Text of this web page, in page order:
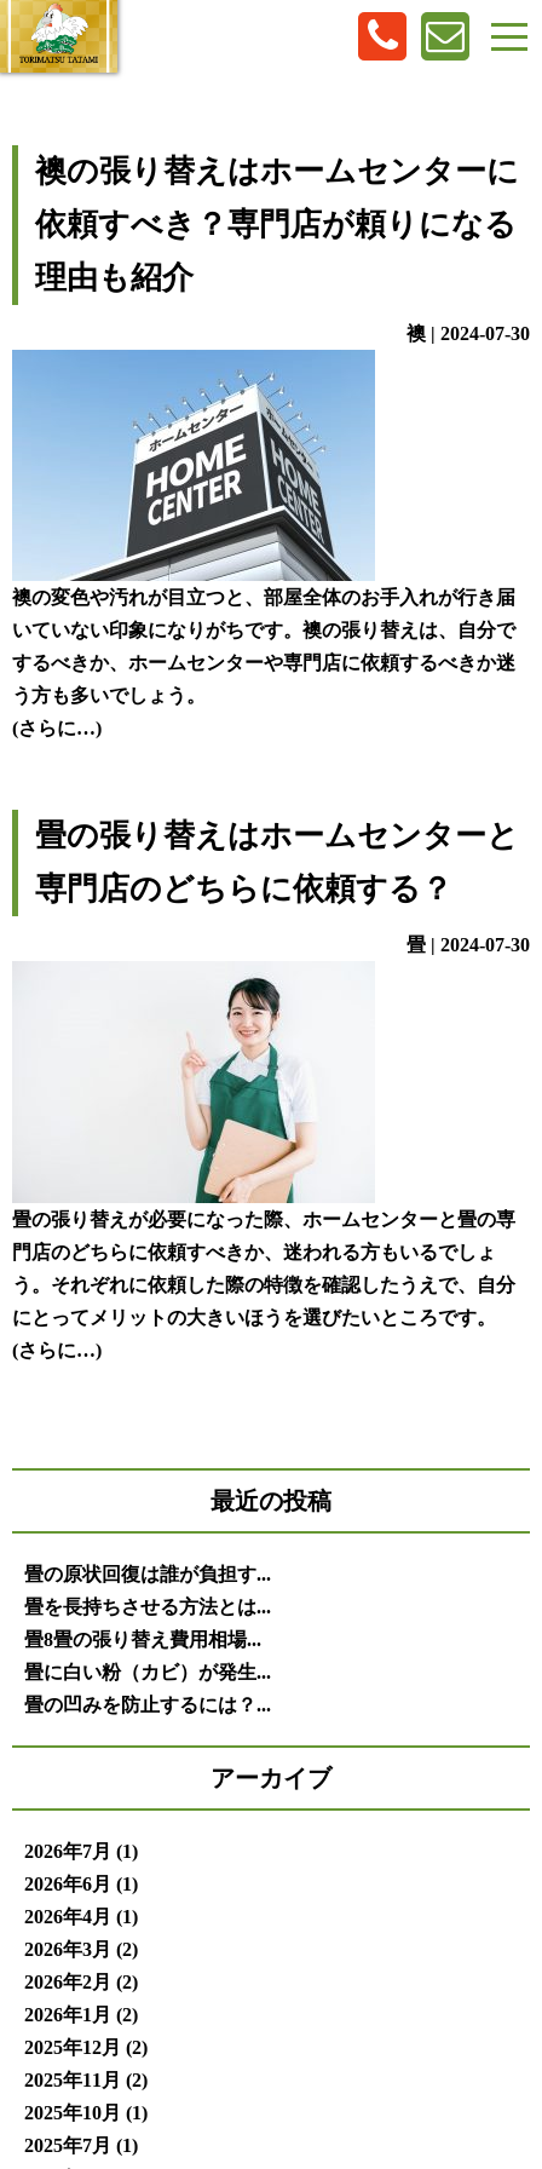
襖の張り替えはホームセンターに
依頼すべき？専門店が頼りになる
理由も紹介
襖 | 2024-07-30
襖の変色や汚れが目立つと、部屋全体のお手入れが行き届
いていない印象になりがちです。襖の張り替えは、自分で
するべきか、ホームセンターや専門店に依頼するべきか迷
う方も多いでしょう。
(さらに…)
畳の張り替えはホームセンターと
専門店のどちらに依頼する？
畳 | 2024-07-30
畳の張り替えが必要になった際、ホームセンターと畳の専
門店のどちらに依頼すべきか、迷われる方もいるでしょ
う。それぞれに依頼した際の特徴を確認したうえで、自分
にとってメリットの大きいほうを選びたいところです。
(さらに…)
最近の投稿
畳の原状回復は誰が負担す...
畳を長持ちさせる方法とは...
畳8畳の張り替え費用相場...
畳に白い粉（カビ）が発生...
畳の凹みを防止するには？...
アーカイブ
2026年7月 (1)
2026年6月 (1)
2026年4月 (1)
2026年3月 (2)
2026年2月 (2)
2026年1月 (2)
2025年12月 (2)
2025年11月 (2)
2025年10月 (1)
2025年7月 (1)